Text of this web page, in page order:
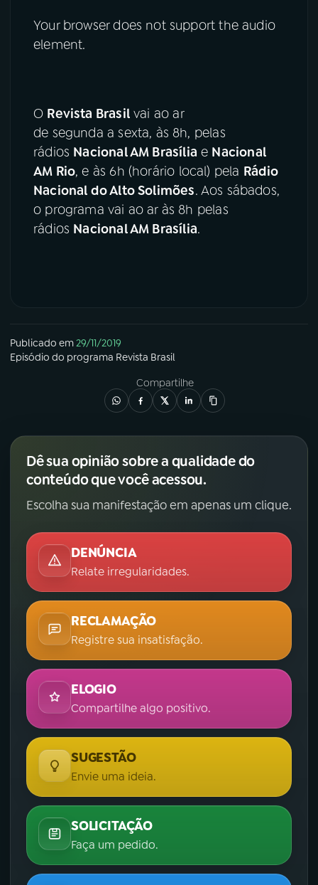
Your browser does not support the audio
element.
O Revista Brasilvai ao ar
de segunda a sexta, às 8h, pelas
rádios Nacional AM Brasília e Nacional
AM Rio, e às 6h (horário local) pela Rádio
Nacional do Alto Solimões. Aos sábados,
o programa vai ao ar às 8h pelas
rádios Nacional AM Brasília.
Publicado em29/11/2019
Episódio do programa Revista Brasil
Compartilhe
Dê sua opinião sobre a qualidade do
conteúdo que você acessou.
Escolha sua manifestação em apenas um clique.
DENÚNCIA
Relate irregularidades.
RECLAMAÇÃO
Registre sua insatisfação.
ELOGIO
Compartilhe algo positivo.
SUGESTÃO
Envie uma ideia.
SOLICITAÇÃO
Faça um pedido.